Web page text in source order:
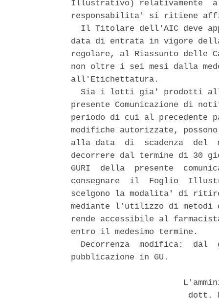
Illustrativo) relativamente
responsabilita' si ritiene
Il Titolare dell'AIC deve
data di entrata in vigore
regolare, al Riassunto delle
non oltre i sei mesi dalla
all'Etichettatura.
Sia i lotti gia' prodotti
presente Comunicazione di
periodo di cui al precedente
modifiche autorizzate,
alla data  di  scadenza  del
decorrere dal termine di 30
GURI  della  presente
consegnare  il  Foglio
scelgono la modalita' di
mediante l'utilizzo di
rende accessibile al
entro il medesimo termine.
Decorrenza  modifica:  dal
pubblicazione in GU.